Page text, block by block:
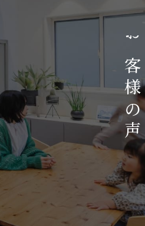
お
客
様
の
声
お客様の声
お知らせ・イベント
会社概要・アクセス
スタッフ紹介
プライバシーポリシー